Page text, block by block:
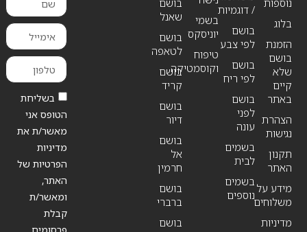
בלוג
הזמנת
בושם
שלא
קיים
באתר
הצהרת
נגישות
תקנון
האתר
מידע על
משלוחים
מדיניות
בשמי
יוניסקס
טיפוח
וקוסמטיקה
/ דוגמיות
בושם
לפי צבע
בושם
לפי ריח
בושם
לפני
עונה
בשמים
לבית
בשמים
נוספים
שאנל
בושם
לטאפה
בושם
קריד
בושם
דיור
בושם
אל
חרמין
בושם
ברברי
בושם
בשליחת
הטופס אני
מאשר/ת את
מדיניות
הפרטיות של
האתר,
ומאשר/ת
קבלת